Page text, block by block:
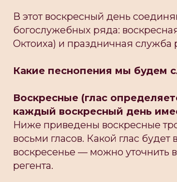
В этот воскресный день
богослужебных ряда:
Октоиха) и праздничная служба
Какие песнопения мы будем
Воскресные (глас
каждый воскресный день
Ниже приведены воскресные
восьми гласов. Какой глас будет
воскресенье — можно уточнить
регента.